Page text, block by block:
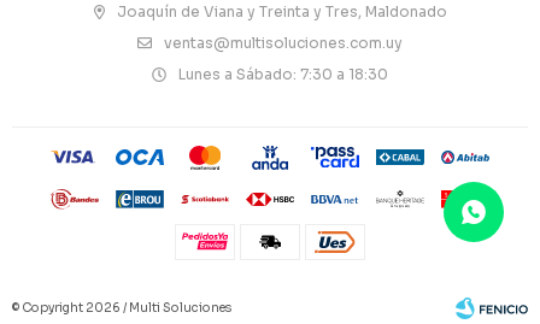
Joaquín de Viana y Treinta y Tres, Maldonado
ventas@multisoluciones.com.uy
Lunes a Sábado: 7:30 a 18:30
© Copyright 2026 / Multi Soluciones